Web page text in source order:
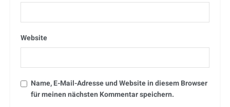
Website
Name, E-Mail-Adresse und Website in diesem Browser
für meinen nächsten Kommentar speichern.